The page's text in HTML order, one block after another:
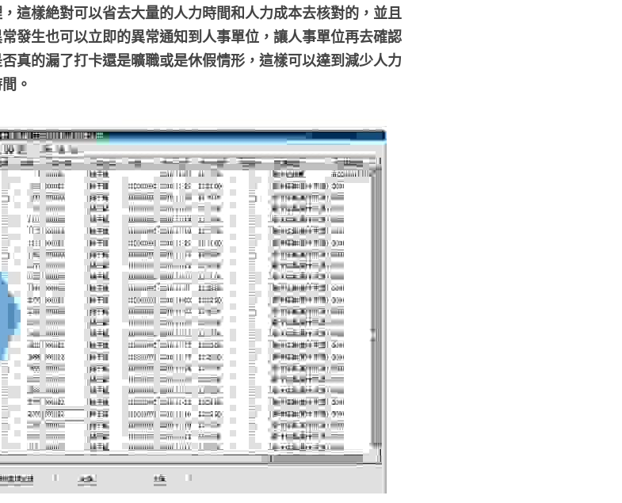
這樣絶對可以省去大量的人力時間和人力成本去核對的，並且
發生也可以立即的異常通知到人事單位，讓人事單位再去確認
真的漏了打卡還是曠職或是休假情形，這樣可以達到減少人力
。